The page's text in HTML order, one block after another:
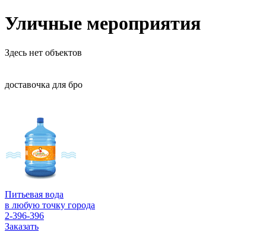
Уличные мероприятия
Здесь нет объектов
доставочка для бро
Питьевая вода
в любую точку города
2-396-396
Заказать